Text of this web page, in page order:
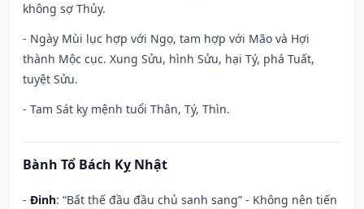
không sợ Thủy.
- Ngày Mùi lục hợp với Ngọ, tam hợp với Mão và Hợi
thành Mộc cục. Xung Sửu, hình Sửu, hại Tý, phá Tuất,
tuyệt Sửu.
- Tam Sát kỵ mệnh tuổi Thân, Tý, Thìn.
Bành Tổ Bách Kỵ Nhật
- Đinh: “Bất thế đầu đầu chủ sanh sang” - Không nên tiến